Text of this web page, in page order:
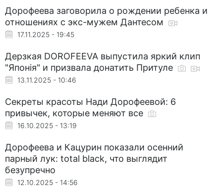
Дорофеева заговорила о рождении ребенка и
отношениях с экс-мужем Дантесом
17.11.2025 - 19:45
Дерзкая DOROFEEVA выпустила яркий клип
"Японія" и призвала донатить Притуле
13.11.2025 - 10:46
Секреты красоты Нади Дорофеевой: 6
привычек, которые меняют все
16.10.2025 - 13:19
Дорофеева и Кацурин показали осенний
парный лук: total black, что выглядит
безупречно
12.10.2025 - 14:56